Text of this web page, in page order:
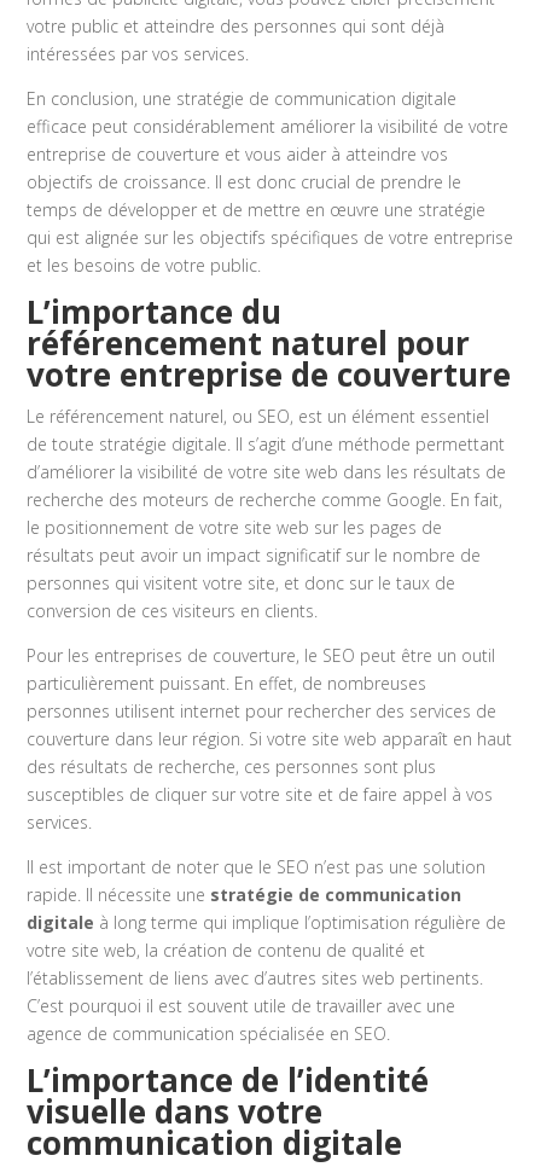
votre public et atteindre des personnes qui sont déjà
intéressées par vos services.
En conclusion, une stratégie de communication digitale
efficace peut considérablement améliorer la visibilité de votre
entreprise de couverture et vous aider à atteindre vos
objectifs de croissance. Il est donc crucial de prendre le
temps de développer et de mettre en œuvre une stratégie
qui est alignée sur les objectifs spécifiques de votre entreprise
et les besoins de votre public.
L’importance du
référencement naturel pour
votre entreprise de couverture
Le référencement naturel, ou SEO, est un élément essentiel
de toute stratégie digitale. Il s’agit d’une méthode permettant
d’améliorer la visibilité de votre site web dans les résultats de
recherche des moteurs de recherche comme Google. En fait,
le positionnement de votre site web sur les pages de
résultats peut avoir un impact significatif sur le nombre de
personnes qui visitent votre site, et donc sur le taux de
conversion de ces visiteurs en clients.
Pour les entreprises de couverture, le SEO peut être un outil
particulièrement puissant. En effet, de nombreuses
personnes utilisent internet pour rechercher des services de
couverture dans leur région. Si votre site web apparaît en haut
des résultats de recherche, ces personnes sont plus
susceptibles de cliquer sur votre site et de faire appel à vos
services.
Il est important de noter que le SEO n’est pas une solution
rapide. Il nécessite une stratégie de communication
digitale à long terme qui implique l’optimisation régulière de
votre site web, la création de contenu de qualité et
l’établissement de liens avec d’autres sites web pertinents.
C’est pourquoi il est souvent utile de travailler avec une
agence de communication spécialisée en SEO.
L’importance de l’identité
visuelle dans votre
communication digitale